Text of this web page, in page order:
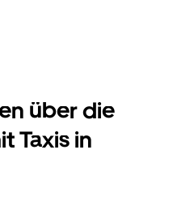
über die
Taxis in